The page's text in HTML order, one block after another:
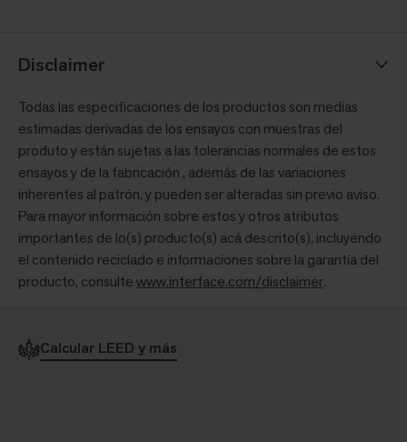
Disclaimer
Todas las especificaciones de los productos son medias
estimadas derivadas de los ensayos con muestras del
produto y están sujetas a las tolerancias normales de estos
ensayos y de la fabricación , además de las variaciones
inherentes al patrón, y pueden ser alteradas sin previo aviso.
Para mayor información sobre estos y otros atributos
importantes de lo(s) producto(s) acá descrito(s), incluyendo
el contenido reciclado e informaciones sobre la garantía del
producto, consultewww.interface.com/disclaimer.
Calcular LEED y más